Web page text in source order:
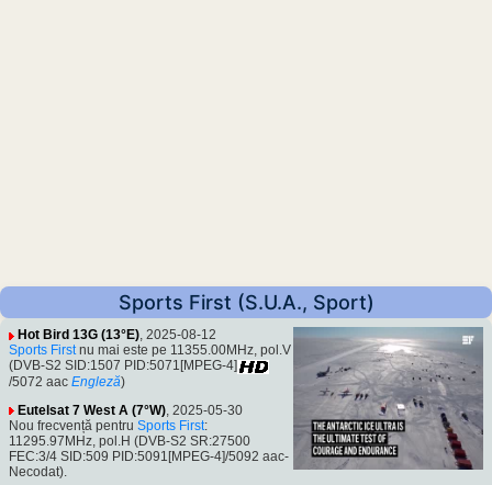
Sports First (S.U.A., Sport)
Hot Bird 13G (13°E), 2025-08-12
Sports Firstnu mai este pe 11355.00MHz, pol.V
(DVB-S2 SID:1507 PID:5071[MPEG-4]
/5072 aac Engleză)
Eutelsat 7 West A (7°W) , 2025-05-30
Nou frecvență pentru Sports First:
11295.97MHz, pol.H (DVB-S2 SR:27500
FEC:3/4 SID:509 PID:5091[MPEG-4]/5092 aac-
Necodat).